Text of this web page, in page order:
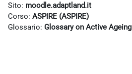
Sito: moodle.adaptland.it
Corso: ASPIRE (ASPIRE)
Glossario: Glossary on Active Ageing